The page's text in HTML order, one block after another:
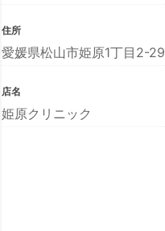
住所
愛媛県松山市姫原1丁目2-29
店名
姫原クリニック